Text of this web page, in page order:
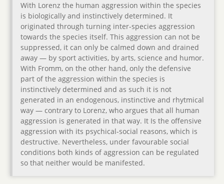
With Lorenz the human aggression within the species
is biologically and instinctively determined. It
originated through turning inter-species aggression
towards the species itself. This aggression can not be
suppressed, it can only be calmed down and drained
away — by sport activities, by arts, science and humor.
With Fromm, on the other hand, only the defensive
part of the aggression within the species is
instinctively determined and as such it is not
generated in an endogenous, instinctive and rhytmical
way — contrary to Lorenz, who argues that all human
aggression is generated in that way. It Is the offensive
aggression with its psychical-social reasons, which is
destructive. Nevertheless, under favourable social
conditions both kinds of aggression can be regulated
so that neither would be manifested.